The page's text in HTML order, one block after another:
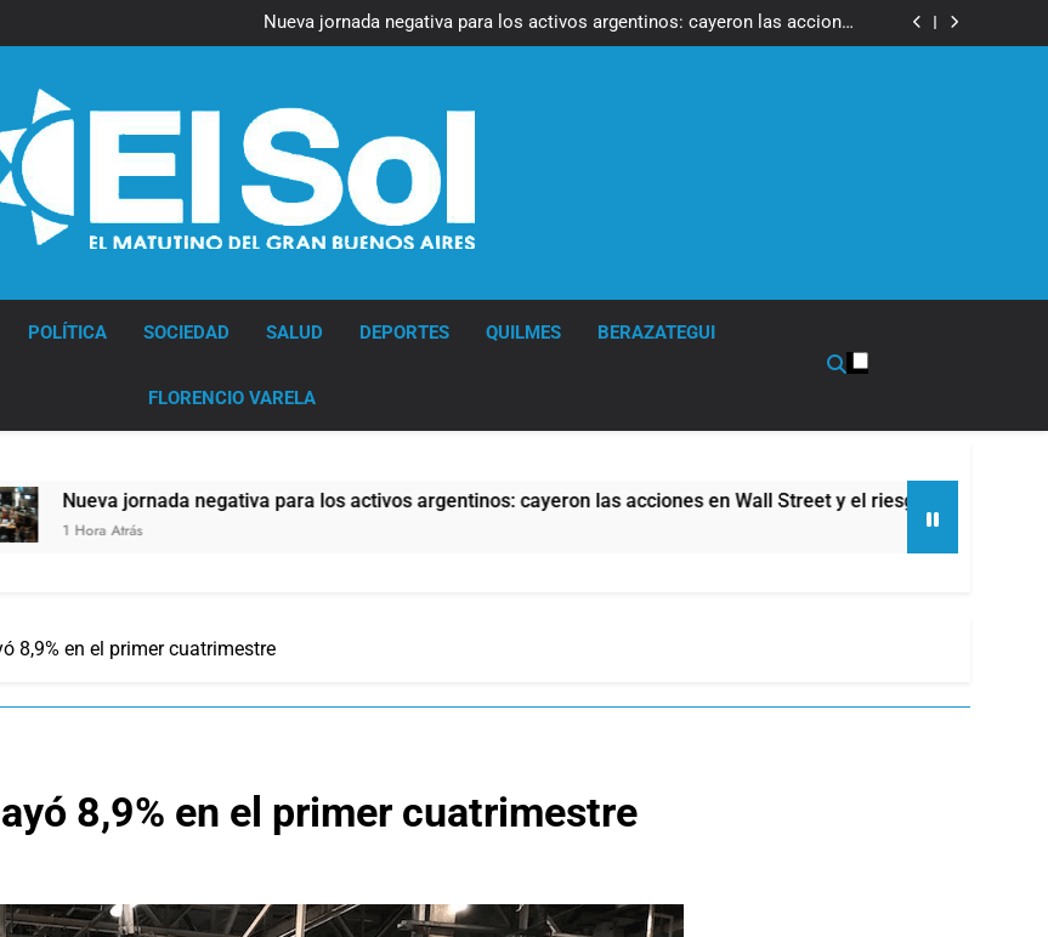
Ley de Propiedad Privada
Nueva jornada negativa para los activos argentinos: cayeron las acciones
en Wall Street y el riesgo país quedó al borde de los 450 puntos
Jorge Macri condenó los disturbios frente al Congreso y calificó a los
Nueva jornada negativa para los activos argentinos: cayeron las acciones
Jorge Macri condenó los disturbios frente al Congreso y calificó a los
Día Internacional de la Cerveza: los tres secretos para servirla
POLÍTICA SOCIEDAD SALUD DEPORTES QUILMES BERAZATEGUI
FLORENCIO VARELA
jornada negativa para los activos argentinos: cayeron las acciones en Wall Street y el riesgo país quedó al borde de los
8,9% en el primer cuatrimestre
8,9% en el primer cuatrimestre